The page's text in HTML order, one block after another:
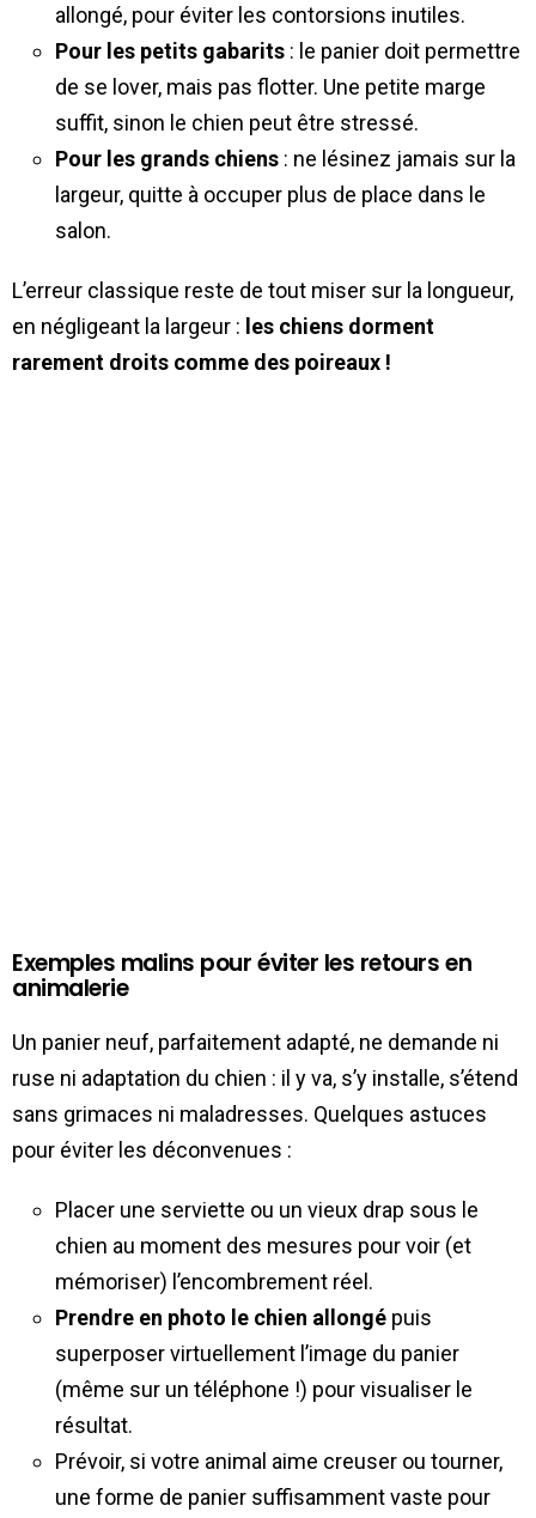
allongé, pour éviter les contorsions inutiles.
Pour les petits gabarits : le panier doit permettre
de se lover, mais pas flotter. Une petite marge
suffit, sinon le chien peut être stressé.
Pour les grands chiens : ne lésinez jamais sur la
largeur, quitte à occuper plus de place dans le
salon.
L’erreur classique reste de tout miser sur la longueur,
en négligeant la largeur : les chiens dorment
rarement droits comme des poireaux !
Exemples malins pour éviter les retours en
animalerie
Un panier neuf, parfaitement adapté, ne demande ni
ruse ni adaptation du chien : il y va, s’y installe, s’étend
sans grimaces ni maladresses. Quelques astuces
pour éviter les déconvenues :
Placer une serviette ou un vieux drap sous le
chien au moment des mesures pour voir (et
mémoriser) l’encombrement réel.
Prendre en photo le chien allongé puis
superposer virtuellement l’image du panier
(même sur un téléphone !) pour visualiser le
résultat.
Prévoir, si votre animal aime creuser ou tourner,
une forme de panier suffisamment vaste pour